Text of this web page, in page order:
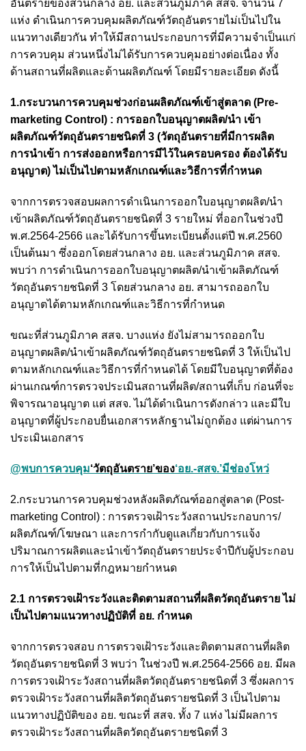
อันตรายของส่วนกลาง อย. และส่วนภูมิภาค สสจ. จำนวน 7
แห่ง ดำเนินการควบคุมผลิตภัณฑ์วัตถุอันตรายไม่เป็นไปใน
แนวทางเดียวกัน ทำให้มีสถานประกอบการที่มีความจำเป็นแก่
การควบคุม ส่วนหนึ่งไม่ได้รับการควบคุมอย่างต่อเนื่อง ทั้ง
ด้านสถานที่ผลิตและด้านผลิตภัณฑ์ โดยมีรายละเอียด ดังนี้
1.กระบวนการควบคุมช่วงก่อนผลิตภัณฑ์เข้าสู่ตลาด (Pre-
marketing Control) : การออกใบอนุญาตผลิต/นำ เข้า
ผลิตภัณฑ์วัตถุอันตรายชนิดที่ 3 (วัตถุอันตรายที่มีการผลิต
การนำเข้า การส่งออกหรือการมีไว้ในครอบครอง ต้องได้รับ
อนุญาต) ไม่เป็นไปตามหลักเกณฑ์และวิธีการที่กำหนด
จากการตรวจสอบผลการดำเนินการออกใบอนุญาตผลิต/นำ
เข้าผลิตภัณฑ์วัตถุอันตรายชนิดที่ 3 รายใหม่ ที่ออกในช่วงปี
พ.ศ.2564-2566 และได้รับการขึ้นทะเบียนตั้งแต่ปี พ.ศ.2560
เป็นต้นมา ซึ่งออกโดยส่วนกลาง อย. และส่วนภูมิภาค สสจ.
พบว่า การดำเนินการออกใบอนุญาตผลิต/นำเข้าผลิตภัณฑ์
วัตถุอันตรายชนิดที่ 3 โดยส่วนกลาง อย. สามารถออกใบ
อนุญาตได้ตามหลักเกณฑ์และวิธีการที่กำหนด
ขณะที่ส่วนภูมิภาค สสจ. บางแห่ง ยังไม่สามารถออกใบ
อนุญาตผลิต/นำเข้าผลิตภัณฑ์วัตถุอันตรายชนิดที่ 3 ให้เป็นไป
ตามหลักเกณฑ์และวิธีการที่กำหนดได้ โดยมีใบอนุญาตที่ต้อง
ผ่านเกณฑ์การตรวจประเมินสถานที่ผลิต/สถานที่เก็บ ก่อนที่จะ
พิจารณาอนุญาต แต่ สสจ. ไม่ได้ดำเนินการดังกล่าว และมีใบ
อนุญาตที่ผู้ประกอบยื่นเอกสารหลักฐานไม่ถูกต้อง แต่ผ่านการ
ประเมินเอกสาร
@พบการควบคุม‘วัตถุอันตราย’ของ‘อย.-สสจ.’มีช่องโหว่
2.กระบวนการควบคุมช่วงหลังผลิตภัณฑ์ออกสู่ตลาด (Post-
marketing Control) : การตรวจเฝ้าระวังสถานประกอบการ/
ผลิตภัณฑ์/โฆษณา และการกำกับดูแลเกี่ยวกับการแจ้ง
ปริมาณการผลิตและนำเข้าวัตถุอันตรายประจำปีกับผู้ประกอบ
การให้เป็นไปตามที่กฎหมายกำหนด
2.1 การตรวจเฝ้าระวังและติดตามสถานที่ผลิตวัตถุอันตราย ไม่
เป็นไปตามแนวทางปฏิบัติที่ อย. กำหนด
จากการตรวจสอบ การตรวจเฝ้าระวังและติดตามสถานที่ผลิต
วัตถุอันตรายชนิดที่ 3 พบว่า ในช่วงปี พ.ศ.2564-2566 อย. มีผล
การตรวจเฝ้าระวังสถานที่ผลิตวัตถุอันตรายชนิดที่ 3 ซึ่งผลการ
ตรวจเฝ้าระวังสถานที่ผลิตวัตถุอันตรายชนิดที่ 3 เป็นไปตาม
แนวทางปฏิบัติของ อย. ขณะที่ สสจ. ทั้ง 7 แห่ง ไม่มีผลการ
ตรวจเฝ้าระวังสถานที่ผลิตวัตถุอันตรายชนิดที่ 3